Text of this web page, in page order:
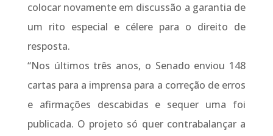
colocar novamente em discussão a garantia de
um rito especial e célere para o direito de
resposta.
“Nos últimos três anos, o Senado enviou 148
cartas para a imprensa para a correção de erros
e afirmações descabidas e sequer uma foi
publicada. O projeto só quer contrabalançar a